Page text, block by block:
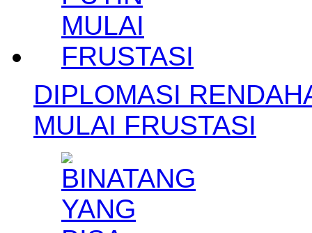
DIPLOMASI
MULAI FRUSTASI